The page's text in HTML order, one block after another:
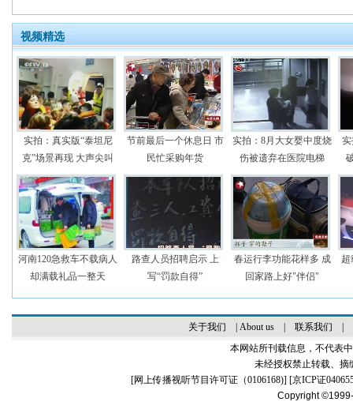
视频精选
实拍：真实版“泰坦尼
克”场景再现 大声尖叫
节前最后一个休息日 市
民忙采购年货
实拍：8月大女婴中度烧
伤被遗弃在医院电梯
河南120急救车不载病人
却满载礼品一整天
路查人员招聘启示 上
写“罚款自得”
春运行李功能花样多 成
回家路上好"伴侣"
超
关于我们 About us| 联系我们
本网站所刊载信息，不代表
未经授权禁止转载、摘
[网上传播视听节目许可证（0106168)] [京ICP证
Copyright